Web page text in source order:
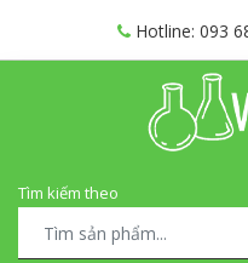
Hotline: 093
Tìm kiếm theo